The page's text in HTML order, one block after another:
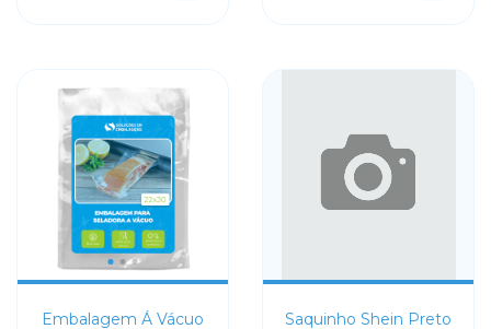
Embalagem Á Vácuo
Saquinho Shein Preto